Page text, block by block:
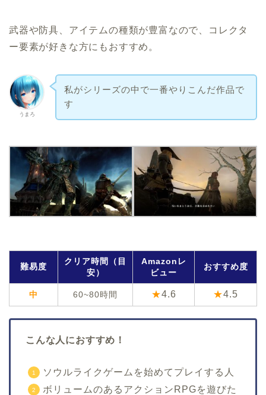
武器や防具、アイテムの種類が豊富なので、コレクタ
ー要素が好きな方にもおすすめ。
うまろ
私がシリーズの中で一番やりこんだ作品で
す
難易度
クリア時間（目
安）
Amazonレ
ビュー
おすすめ度
中 60~80時間 ★4.6 ★4.5
こんな人におすすめ！
ソウルライクゲームを始めてプレイする人
ボリュームのあるアクションRPGを遊びた